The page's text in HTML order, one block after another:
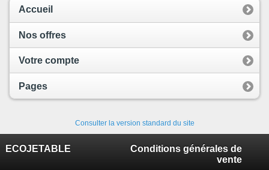
Accueil
Nos offres
Votre compte
Pages
Consulter la version standard du site
ECOJETABLE
Conditions générales de
vente